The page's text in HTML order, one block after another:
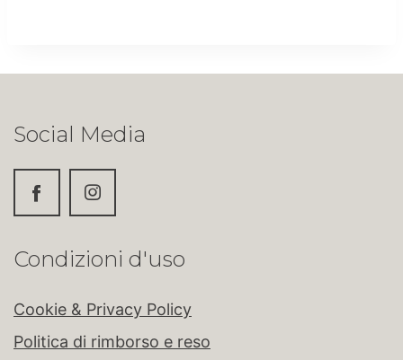
Social Media
Condizioni d'uso
Cookie & Privacy Policy
Politica di rimborso e reso